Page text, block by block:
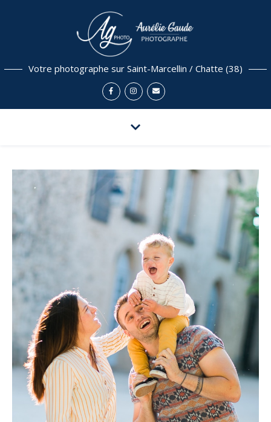
Votre photographe sur Saint-Marcellin / Chatte (38)